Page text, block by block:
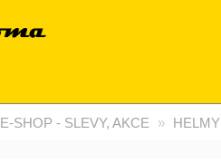
E-SHOP - SLEVY, AKCE HELMY